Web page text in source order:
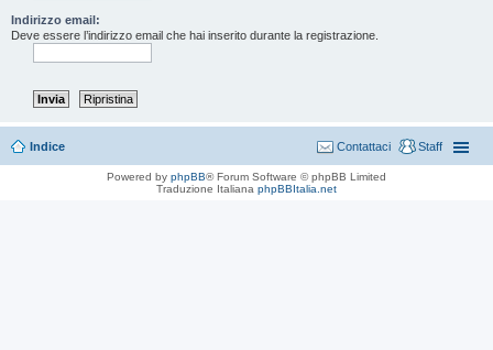
Indirizzo email:
Deve essere l’indirizzo email che hai inserito durante la registrazione.
Indice Staff
Contattaci
Powered by phpBB® Forum Software © phpBB Limited
Traduzione Italiana phpBBItalia.net